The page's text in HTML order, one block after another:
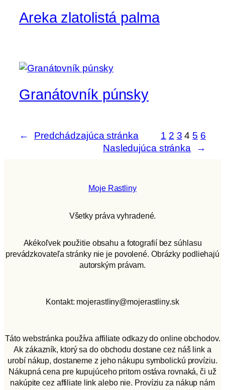
Areka zlatolistá palma
Granátovník púnsky
← Predchádzajúca stránka 1 2 3 4 5 6
Nasledujúca stránka
→
Moje Rastliny
Všetky práva vyhradené.
Akékoľvek použitie obsahu a fotografií bez súhlasu
prevádzkovateľa stránky nie je povolené. Obrázky podliehajú
autorským právam.
Kontakt: mojerastliny@mojerastliny.sk
Táto webstránka používa affiliate odkazy do online obchodov.
Ak zákazník, ktorý sa do obchodu dostane cez náš link a
urobí nákup, dostaneme z jeho nákupu symbolickú províziu.
Nákupná cena pre kupujúceho pritom ostáva rovnaká, či už
nakúpite cez affiliate link alebo nie. Províziu za nákup nám